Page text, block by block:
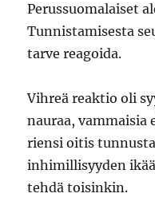
Perussuomalaiset
Tunnistamisesta
tarve reagoida.
Vihreä reaktio oli
nauraa, vammaisia
riensi oitis
inhimillisyyden
tehdä toisinkin.